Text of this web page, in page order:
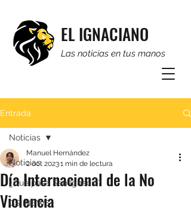
EL IGNACIANO
Las noticias en tus manos
Entrada
Noticias
¿Qué pasa San Ignacio?
CSI NEWS
Noticias
Día Internacional de la No
Violencia
Manuel Hernández
2 oct 20231 min de lectura